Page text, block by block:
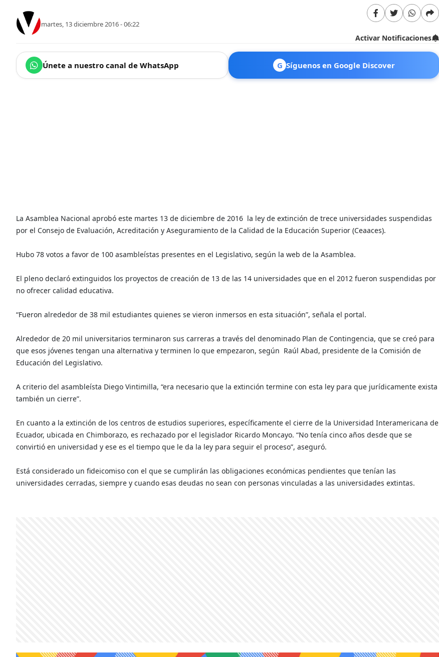
martes, 13 diciembre 2016 - 06:22
Activar Notificaciones
Únete a nuestro canal de WhatsApp G Síguenos en Google Discover
La Asamblea Nacional aprobó este martes 13 de diciembre de 2016 la ley de extinción de trece universidades suspendidas
por el Consejo de Evaluación, Acreditación y Aseguramiento de la Calidad de la Educación Superior (Ceaaces).
Hubo 78 votos a favor de 100 asambleístas presentes en el Legislativo, según la web de la Asamblea.
El pleno declaró extinguidos los proyectos de creación de 13 de las 14 universidades que en el 2012 fueron suspendidas por
no ofrecer calidad educativa.
“Fueron alrededor de 38 mil estudiantes quienes se vieron inmersos en esta situación”, señala el portal.
Alrededor de 20 mil universitarios terminaron sus carreras a través del denominado Plan de Contingencia, que se creó para
que esos jóvenes tengan una alternativa y terminen lo que empezaron, según Raúl Abad, presidente de la Comisión de
Educación del Legislativo.
A criterio del asambleísta Diego Vintimilla, “era necesario que la extinción termine con esta ley para que jurídicamente exista
también un cierre”.
En cuanto a la extinción de los centros de estudios superiores, específicamente el cierre de la Universidad Interamericana de
Ecuador, ubicada en Chimborazo, es rechazado por el legislador Ricardo Moncayo. “No tenía cinco años desde que se
convirtió en universidad y ese es el tiempo que le da la ley para seguir el proceso”, aseguró.
Está considerado un fideicomiso con el que se cumplirán las obligaciones económicas pendientes que tenían las
universidades cerradas, siempre y cuando esas deudas no sean con personas vinculadas a las universidades extintas.